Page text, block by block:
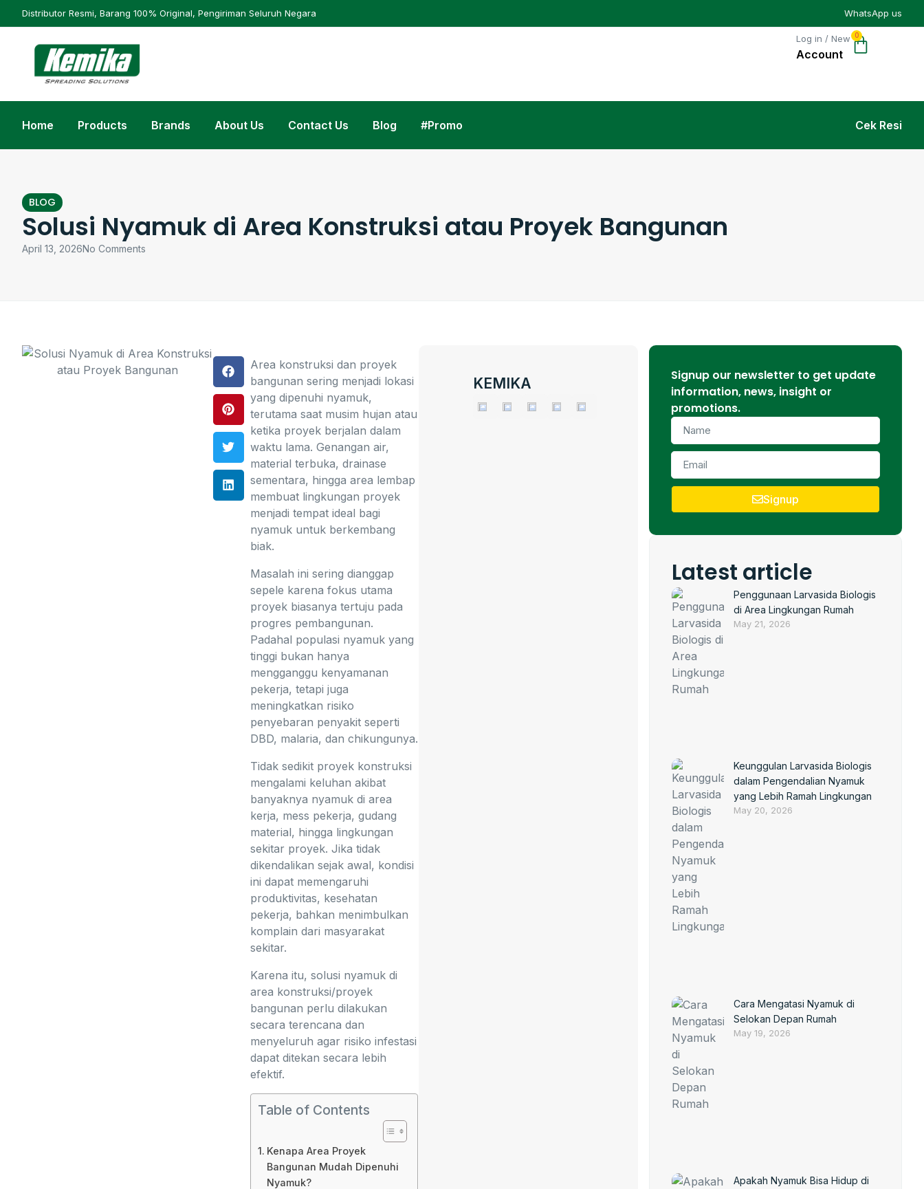
Distributor Resmi, Barang 100% Original, Pengiriman Seluruh Negara WhatsApp us
Log in / New 0
Home Products Brands About Us Contact Us Blog #Promo Cek Resi
BLOG
Solusi Nyamuk di Area Konstruksi atau Proyek Bangunan
April 13, 2026No Comments
Area konstruksi dan proyek
bangunan sering menjadi lokasi
yang dipenuhi nyamuk,
terutama saat musim hujan atau
ketika proyek berjalan dalam
waktu lama. Genangan air,
material terbuka, drainase
sementara, hingga area lembap
membuat lingkungan proyek
menjadi tempat ideal bagi
nyamuk untuk berkembang
biak.
Masalah ini sering dianggap
sepele karena fokus utama
proyek biasanya tertuju pada
progres pembangunan.
Padahal populasi nyamuk yang
tinggi bukan hanya
mengganggu kenyamanan
pekerja, tetapi juga
meningkatkan risiko
penyebaran penyakit seperti
DBD, malaria, dan chikungunya.
Tidak sedikit proyek konstruksi
mengalami keluhan akibat
banyaknya nyamuk di area
kerja, mess pekerja, gudang
material, hingga lingkungan
sekitar proyek. Jika tidak
dikendalikan sejak awal, kondisi
ini dapat memengaruhi
produktivitas, kesehatan
pekerja, bahkan menimbulkan
komplain dari masyarakat
sekitar.
Karena itu, solusi nyamuk di
area konstruksi/proyek
bangunan perlu dilakukan
secara terencana dan
menyeluruh agar risiko infestasi
dapat ditekan secara lebih
efektif.
Table of Contents
Kenapa Area Proyek
Bangunan Mudah Dipenuhi
Nyamuk?
KEMIKA
Signup our newsletter to get update
information, news, insight or
promotions.
Signup
Latest article
Penggunaan Larvasida Biologis
di Area Lingkungan Rumah
May 21, 2026
Keunggulan Larvasida Biologis
dalam Pengendalian Nyamuk
yang Lebih Ramah Lingkungan
May 20, 2026
Cara Mengatasi Nyamuk di
Selokan Depan Rumah
May 19, 2026
Apakah Nyamuk Bisa Hidup di